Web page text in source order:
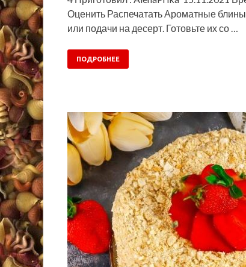
Оценить Распечатать Ароматные
или подачи на десерт. Готовьте их со …
ПОДРОБНЕЕ